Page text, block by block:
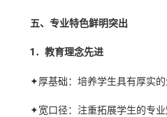
五、专业特色鲜明突出
1．教育理念先进
✦厚基础：培养学生具有厚实的
✦宽口径：注重拓展学生的专